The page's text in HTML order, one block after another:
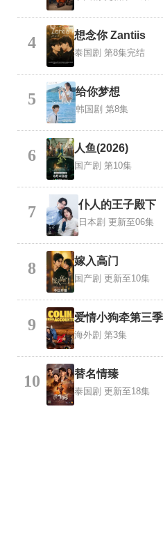
4 想念你 Zantiis
泰国剧 第8集完结
5 给你梦想
韩国剧 第8集
6 人鱼(2026)
国产剧 第10集
7 仆人的王子殿下
日本剧 更新至06集
8 嫁入高门
国产剧 更新至10集
9 爱情小狗牵第三季
海外剧 第3集
10 替名情臻
泰国剧 更新至18集